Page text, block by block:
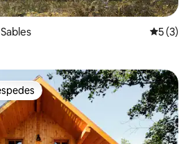
5 (3)
preferido